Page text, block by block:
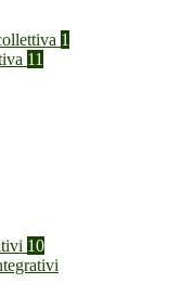
1
11
10